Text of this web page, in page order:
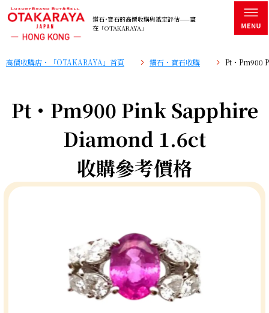
鑽石･寶石的高價收購與鑑定評估——盡
在「OTAKARAYA」
高價收購店・「OTAKARAYA」首頁 鑽石・寶石收購 Pt・Pm900
Pt・Pm900 Pink Sapphire
Diamond 1.6ct
收購參考價格